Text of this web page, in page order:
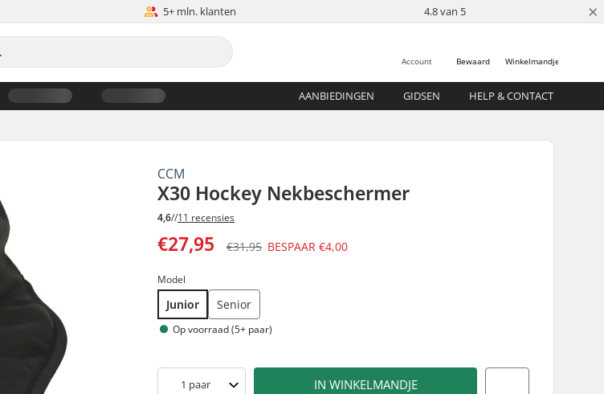
5+ mln. klanten 4.8 van 5 ×
Winkelmandje
Bewaard
Account
AANBIEDINGEN GIDSEN HELP & CONTACT
CCM
X30 Hockey Nekbeschermer
4,6//11 recensies
€27,95 €31,95 BESPAAR€4,00
Model
Junior Senior
Op voorraad (5+ paar)
1 paar IN WINKELMANDJE